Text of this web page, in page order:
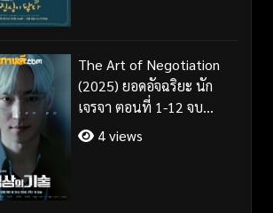
The Art of Negotiation
(2025) ยอดอัจฉริยะ นัก
เจรจา ตอนที่ 1-12 จบ
พากย์ไทย/ซับไทย
4 views